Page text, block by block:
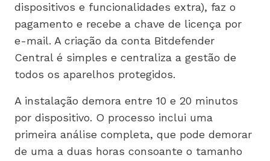
dispositivos e funcionalidades extra), faz o
pagamento e recebe a chave de licença por
e-mail. A criação da conta Bitdefender
Central é simples e centraliza a gestão de
todos os aparelhos protegidos.
A instalação demora entre 10 e 20 minutos
por dispositivo. O processo inclui uma
primeira análise completa, que pode demorar
de uma a duas horas consoante o tamanho